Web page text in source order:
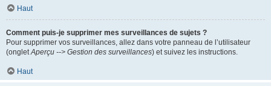
Haut
Comment puis-je supprimer mes surveillances de sujets ?
Pour supprimer vos surveillances, allez dans votre panneau de l’utilisateur
(ongletAperçu --> Gestion des surveillances) et suivez les instructions.
Haut